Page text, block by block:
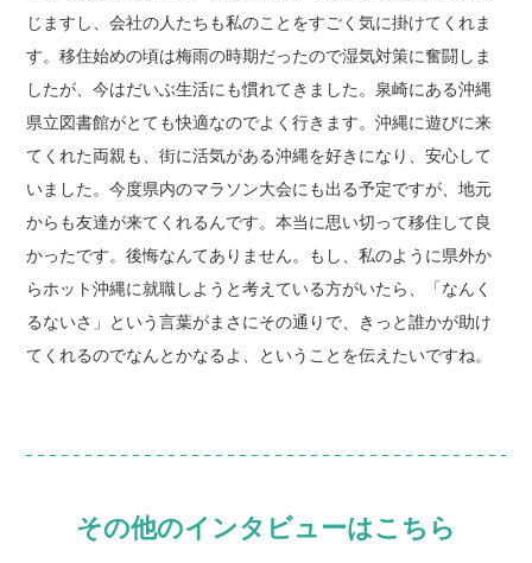
じますし、会社の人たちも私のことをすごく気に掛けてくれま
す。移住始めの頃は梅雨の時期だったので湿気対策に奮闘しま
したが、今はだいぶ生活にも慣れてきました。泉崎にある沖縄
県立図書館がとても快適なのでよく行きます。沖縄に遊びに来
てくれた両親も、街に活気がある沖縄を好きになり、安心して
いました。今度県内のマラソン大会にも出る予定ですが、地元
からも友達が来てくれるんです。本当に思い切って移住して良
かったです。後悔なんてありません。もし、私のように県外か
らホット沖縄に就職しようと考えている方がいたら、「なんく
るないさ」という言葉がまさにその通りで、きっと誰かが助け
てくれるのでなんとかなるよ、ということを伝えたいですね。
その他のインタビューはこちら